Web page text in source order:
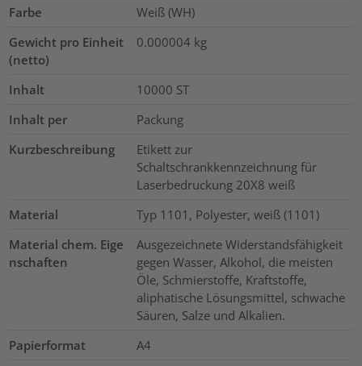
Farbe
Weiß (WH)
Gewicht pro Einheit
(netto)
0.000004 kg
Inhalt 10000 ST
Inhalt per
Packung
Kurzbeschreibung
Etikett zur
Schaltschrankkennzeichnung für
Laserbedruckung 20X8 weiß
Material
Typ 1101, Polyester, weiß (1101)
Material chem. Eige
nschaften
Ausgezeichnete Widerstandsfähigkeit
gegen Wasser, Alkohol, die meisten
Öle, Schmierstoffe, Kraftstoffe,
aliphatische Lösungsmittel, schwache
Säuren, Salze und Alkalien.
Papierformat
A4